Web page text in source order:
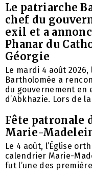
Le patriarche
chef du
exil et a
Phanar du
Géorgie
Le mardi 4 août
Bartholomée a
du gouvernement en
d’Abkhazie. Lors de la
Fête patronale
Marie-
Le 4 août, l’Église
calendrier Marie-
fut l’une des